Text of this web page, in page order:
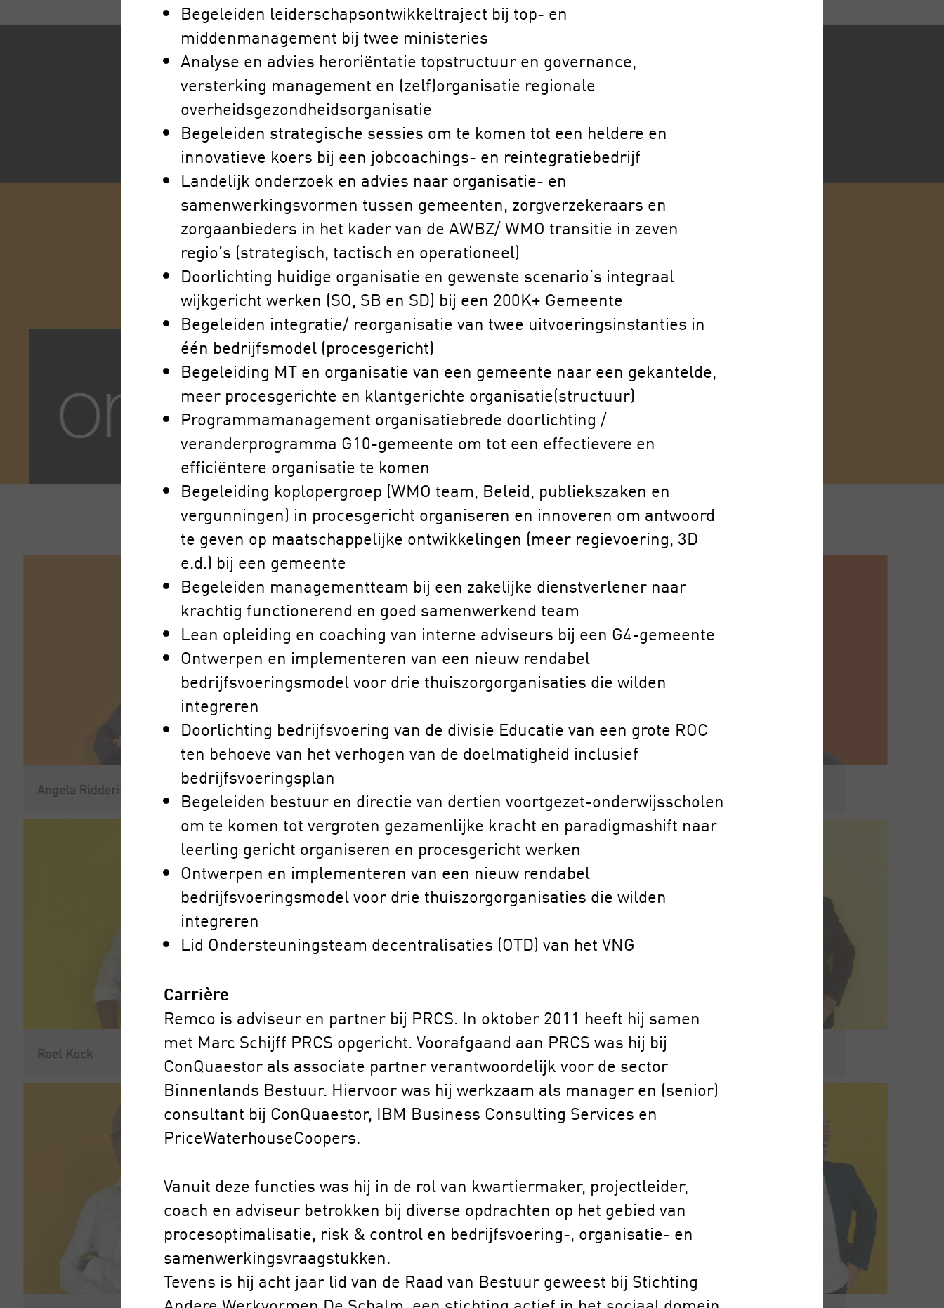
Begeleiden leiderschapsontwikkeltraject bij top- en
middenmanagement bij twee ministeries
Analyse en advies heroriëntatie topstructuur en governance,
versterking management en (zelf)organisatie regionale
overheidsgezondheidsorganisatie
Begeleiden strategische sessies om te komen tot een heldere en
innovatieve koers bij een jobcoachings- en reintegratiebedrijf
Landelijk onderzoek en advies naar organisatie- en
samenwerkingsvormen tussen gemeenten, zorgverzekeraars en
zorgaanbieders in het kader van de AWBZ/ WMO transitie in zeven
regio’s (strategisch, tactisch en operationeel)
Doorlichting huidige organisatie en gewenste scenario’s integraal
wijkgericht werken (SO, SB en SD) bij een 200K+ Gemeente
Begeleiden integratie/ reorganisatie van twee uitvoeringsinstanties in
één bedrijfsmodel (procesgericht)
Begeleiding MT en organisatie van een gemeente naar een gekantelde,
meer procesgerichte en klantgerichte organisatie(structuur)
Programmamanagement organisatiebrede doorlichting /
veranderprogramma G10-gemeente om tot een effectievere en
efficiëntere organisatie te komen
Begeleiding koplopergroep (WMO team, Beleid, publiekszaken en
vergunningen) in procesgericht organiseren en innoveren om antwoord
te geven op maatschappelijke ontwikkelingen (meer regievoering, 3D
e.d.) bij een gemeente
Begeleiden managementteam bij een zakelijke dienstverlener naar
krachtig functionerend en goed samenwerkend team
Lean opleiding en coaching van interne adviseurs bij een G4-gemeente
Ontwerpen en implementeren van een nieuw rendabel
bedrijfsvoeringsmodel voor drie thuiszorgorganisaties die wilden
integreren
Doorlichting bedrijfsvoering van de divisie Educatie van een grote ROC
ten behoeve van het verhogen van de doelmatigheid inclusief
bedrijfsvoeringsplan
Begeleiden bestuur en directie van dertien voortgezet-onderwijsscholen
om te komen tot vergroten gezamenlijke kracht en paradigmashift naar
leerling gericht organiseren en procesgericht werken
Ontwerpen en implementeren van een nieuw rendabel
bedrijfsvoeringsmodel voor drie thuiszorgorganisaties die wilden
integreren
Lid Ondersteuningsteam decentralisaties (OTD) van het VNG
Carrière
Remco is adviseur en partner bij PRCS. In oktober 2011 heeft hij samen
met Marc Schijff PRCS opgericht. Voorafgaand aan PRCS was hij bij
ConQuaestor als associate partner verantwoordelijk voor de sector
Binnenlands Bestuur. Hiervoor was hij werkzaam als manager en (senior)
consultant bij ConQuaestor, IBM Business Consulting Services en
PriceWaterhouseCoopers.
Vanuit deze functies was hij in de rol van kwartiermaker, projectleider,
coach en adviseur betrokken bij diverse opdrachten op het gebied van
procesoptimalisatie, risk & control en bedrijfsvoering-, organisatie- en
samenwerkingsvraagstukken.
Tevens is hij acht jaar lid van de Raad van Bestuur geweest bij Stichting